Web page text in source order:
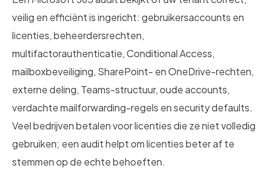
veilig en efficiënt is ingericht: gebruikersaccounts en
licenties, beheerdersrechten,
multifactorauthenticatie, Conditional Access,
mailboxbeveiliging, SharePoint- en OneDrive-rechten,
externe deling, Teams-structuur, oude accounts,
verdachte mailforwarding-regels en security defaults.
Veel bedrijven betalen voor licenties die ze niet volledig
gebruiken; een audit helpt om licenties beter af te
stemmen op de echte behoeften.